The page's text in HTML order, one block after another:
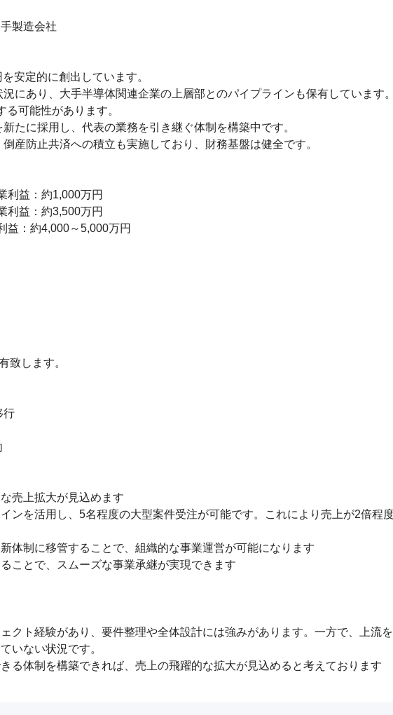
製造会社
安定的に創出しています。
にあり、大手半導体関連企業の上層部とのパイプラインも保有しています
可能性があります。
たに採用し、代表の業務を引き継ぐ体制を構築中です。
産防止共済への積立も実施しており、財務基盤は健全です。
利益：約1,000万円
利益：約3,500万円
益：約4,000～5,000万円
致します。
行
売上拡大が見込めます
ンを活用し、5名程度の大型案件受注が可能です。これにより売上が2倍程
体制に移管することで、組織的な事業運営が可能になります
ことで、スムーズな事業承継が実現できます
クト経験があり、要件整理や全体設計には強みがあります。一方で、上流
いない状況です。
る体制を構築できれば、売上の飛躍的な拡大が見込めると考えております